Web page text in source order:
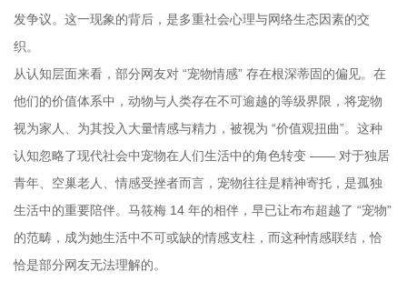
发争议。这一现象的背后，是多重社会心理与网络生态因素的交
织。
从认知层面来看，部分网友对 “宠物情感” 存在根深蒂固的偏见。在
他们的价值体系中，动物与人类存在不可逾越的等级界限，将宠物
视为家人、为其投入大量情感与精力，被视为 “价值观扭曲”。这种
认知忽略了现代社会中宠物在人们生活中的角色转变 —— 对于独居
青年、空巢老人、情感受挫者而言，宠物往往是精神寄托，是孤独
生活中的重要陪伴。马筱梅 14 年的相伴，早已让布布超越了 “宠物”
的范畴，成为她生活中不可或缺的情感支柱，而这种情感联结，恰
恰是部分网友无法理解的。